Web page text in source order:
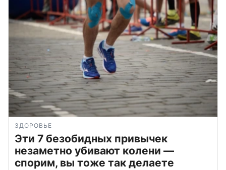
ЗДОРОВЬЕ
Эти 7 безобидных привычек
незаметно убивают колени —
спорим, вы тоже так делаете